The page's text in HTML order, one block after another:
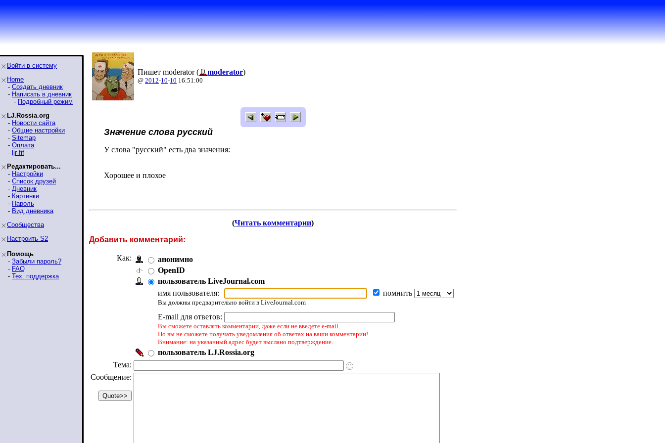
Войти в систему
Home
- Создать дневник
- Написать в дневник
- Подробный режим
LJ.Rossia.org
- Новости сайта
- Общие настройки
- Sitemap
- Оплата
- ljr-fif
Редактировать...
- Настройки
- Список друзей
- Дневник
- Картинки
- Пароль
- Вид дневника
Сообщества
Настроить S2
Помощь
- Забыли пароль?
- FAQ
- Тех. поддержка
Пишет moderator ( moderator)
@ 2012-10-10 16:51:00
Значение слова русский
У слова "русский" есть два значения:
Хорошее и плохое
(Читать комментарии)
Добавить комментарий:
Как:
анонимно
OpenID
пользователь LiveJournal.com
имя пользователя:
помнить
Вы должны предварительно войти в LiveJournal.com
E-mail для ответов:
Вы сможете оставлять комментарии, даже если не введете e-mail.
Но вы не сможете получать уведомления об ответах на ваши комментарии!
Внимание: на указанный адрес будет выслано подтверждение.
пользователь LJ.Rossia.org
Тема:
Сообщение: